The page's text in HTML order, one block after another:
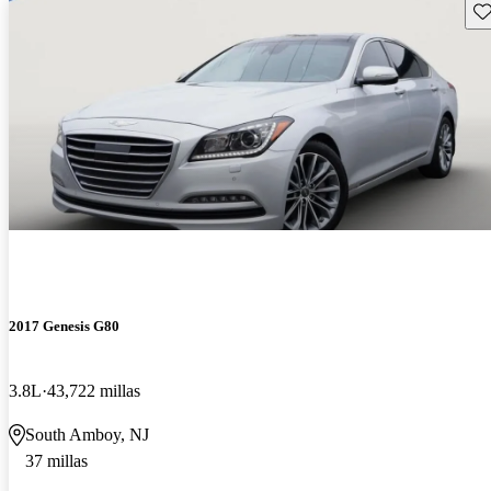
2017 Genesis G80
3.8L 43,722 millas
South Amboy, NJ
37 millas